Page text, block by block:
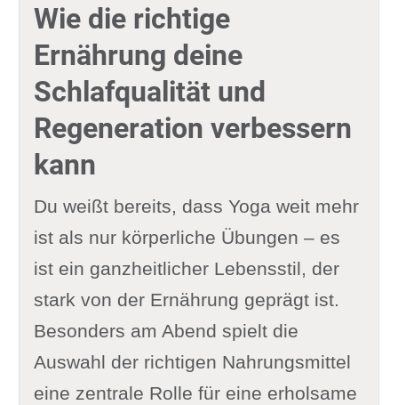
Wie die richtige
Ernährung deine
Schlafqualität und
Regeneration verbessern
kann
Du weißt bereits, dass Yoga weit mehr
ist als nur körperliche Übungen – es
ist ein ganzheitlicher Lebensstil, der
stark von der Ernährung geprägt ist.
Besonders am Abend spielt die
Auswahl der richtigen Nahrungsmittel
eine zentrale Rolle für eine erholsame